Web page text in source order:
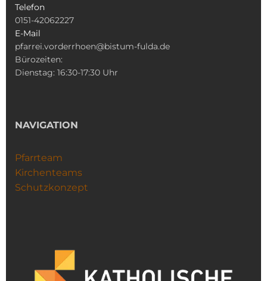
Telefon
0151-42062227
E-Mail
pfarrei.vorderrhoen@bistum-fulda.de
Bürozeiten:
Dienstag: 16:30-17:30 Uhr
NAVIGATION
Pfarrteam
Kirchenteams
Schutzkonzept